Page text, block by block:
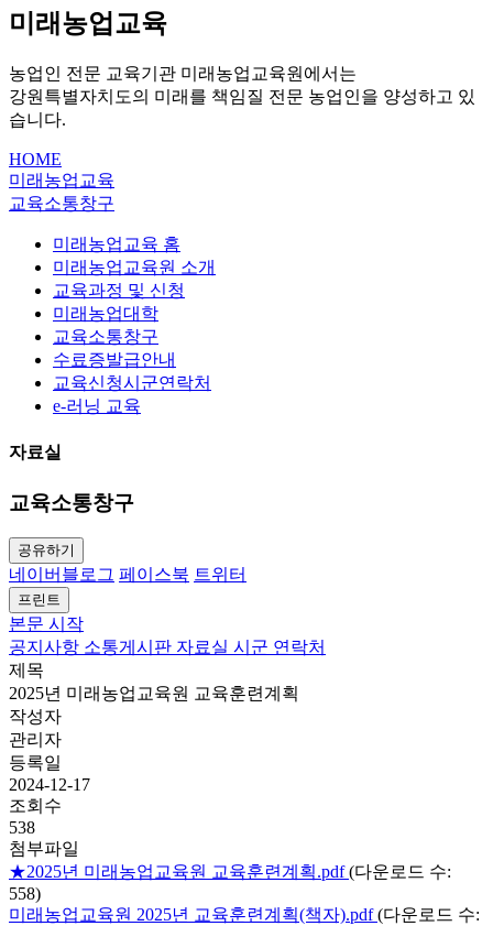
미래농업교육
농업인 전문 교육기관 미래농업교육원에서는
강원특별자치도의 미래를 책임질 전문 농업인을 양성하고 있
습니다.
HOME
미래농업교육
교육소통창구
미래농업교육 홈
미래농업교육원 소개
교육과정 및 신청
미래농업대학
교육소통창구
수료증발급안내
교육신청시군연락처
e-러닝 교육
자료실
교육소통창구
공유하기
네이버블로그 페이스북 트위터
프린트
본문 시작
공지사항 소통게시판 자료실 시군 연락처
제목
2025년 미래농업교육원 교육훈련계획
작성자
관리자
등록일
2024-12-17
조회수
538
첨부파일
★2025년 미래농업교육원 교육훈련계획.pdf(다운로드 수:
558)
미래농업교육원 2025년 교육훈련계획(책자).pdf(다운로드 수: